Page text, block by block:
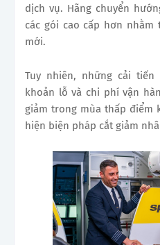
dịch vụ. Hãng chuyển
các gói cao cấp hơn
mới.
Tuy nhiên, những cải
khoản lỗ và chi phí vận
giảm trong mùa thấp điểm
hiện biện pháp cắt giảm